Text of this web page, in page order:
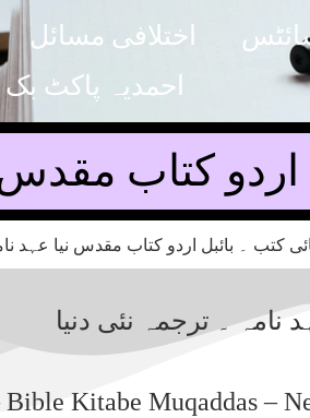
اختلافی مسائل
احمدیہ پاکٹ بک
کتاب مقدس
۔ ترجمہ نئی دنیا
Kitabe Muqaddas –